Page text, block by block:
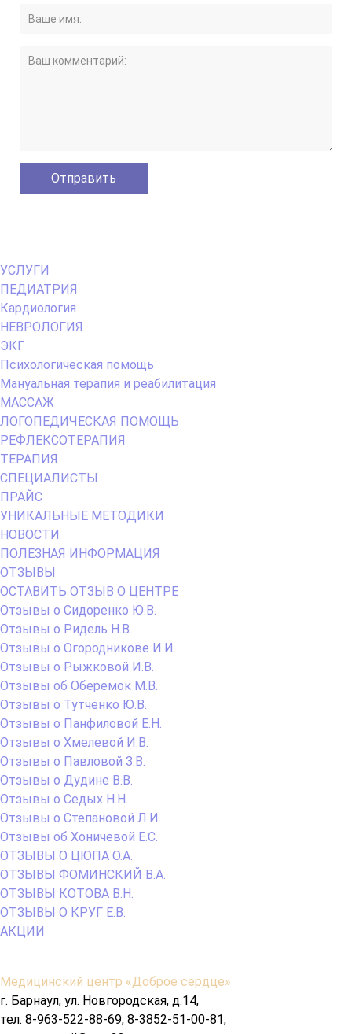
Primary
Menu
УСЛУГИ
ПЕДИАТРИЯ
Кардиология
НЕВРОЛОГИЯ
ЭКГ
Психологическая помощь
Мануальная терапия и реабилитация
МАССАЖ
ЛОГОПЕДИЧЕСКАЯ ПОМОЩЬ
РЕФЛЕКСОТЕРАПИЯ
ТЕРАПИЯ
СПЕЦИАЛИСТЫ
ПРАЙС
УНИКАЛЬНЫЕ МЕТОДИКИ
НОВОСТИ
ПОЛЕЗНАЯ ИНФОРМАЦИЯ
ОТЗЫВЫ
ОСТАВИТЬ ОТЗЫВ О ЦЕНТРЕ
Отзывы о Сидоренко Ю.В.
Отзывы о Ридель Н.В.
Отзывы о Огородникове И.И.
Отзывы о Рыжковой И.В.
Отзывы об Оберемок М.В.
Отзывы о Тутченко Ю.В.
Отзывы о Панфиловой Е.Н.
Отзывы о Хмелевой И.В.
Отзывы о Павловой З.В.
Отзывы о Дудине В.В.
Отзывы о Седых Н.Н.
Отзывы о Степановой Л.И.
Отзывы об Хоничевой Е.С.
ОТЗЫВЫ О ЦЮПА О.А.
ОТЗЫВЫ ФОМИНСКИЙ В.А.
ОТЗЫВЫ КОТОВА В.Н.
ОТЗЫВЫ О КРУГ Е.В.
АКЦИИ
Содержимое
подвала
Медицинский центр «Доброе сердце»
г. Барнаул, ул. Новгородская, д.14,
тел. 8-963-522-88-69, 8-3852-51-00-81,